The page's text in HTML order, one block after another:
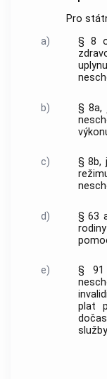
Pro
a)
§ 8
b)
§ 8a,
c)
§ 8b,
d)
§ 63
e)
§ 91
plat